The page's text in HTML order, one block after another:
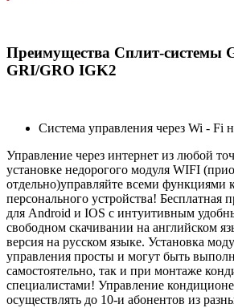
Преимущества Сплит-системы
GRI/GRO IGK2
Система управления через Wi - Fi
Управление через интернет из любой
установке недорогого модуля WIFI
отдельно)управляйте всеми функциями
персонального устройства! Бесплатная
для Android и IOS с интуитивным
свободном скачивании на английском
версия на русском языке. Установка
управления просты и могут быть
самостоятельно, так и при монтаже
специалистами! Управление
осуществлять до 10-и абонентов из